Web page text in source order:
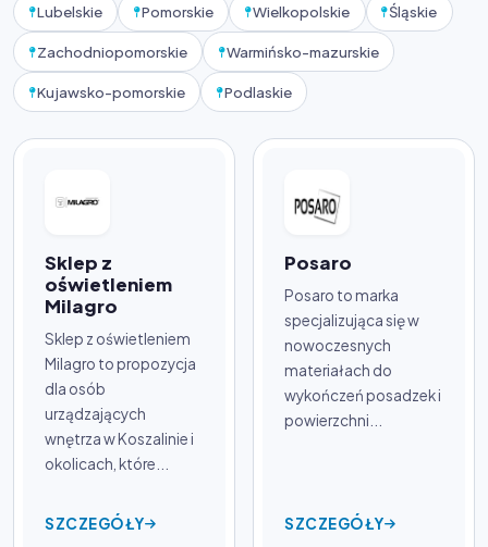
Lubelskie Pomorskie Wielkopolskie Śląskie
Zachodniopomorskie Warmińsko-mazurskie
Kujawsko-pomorskie Podlaskie
Sklep z
oświetleniem
Milagro
Sklep z oświetleniem
Milagro to propozycja
dla osób
urządzających
wnętrza w Koszalinie i
okolicach, które...
SZCZEGÓŁY
Posaro
Posaro to marka
specjalizująca się w
nowoczesnych
materiałach do
wykończeń posadzek i
powierzchni...
SZCZEGÓŁY